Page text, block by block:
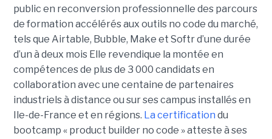
public en reconversion professionnelle des parcours
de formation accélérés aux outils no code du marché,
tels que Airtable, Bubble, Make et Softr d’une durée
d’un à deux mois Elle revendique la montée en
compétences de plus de 3 000 candidats en
collaboration avec une centaine de partenaires
industriels à distance ou sur ses campus installés en
Ile-de-France et en régions. La certification du
bootcamp « product builder no code » atteste à ses